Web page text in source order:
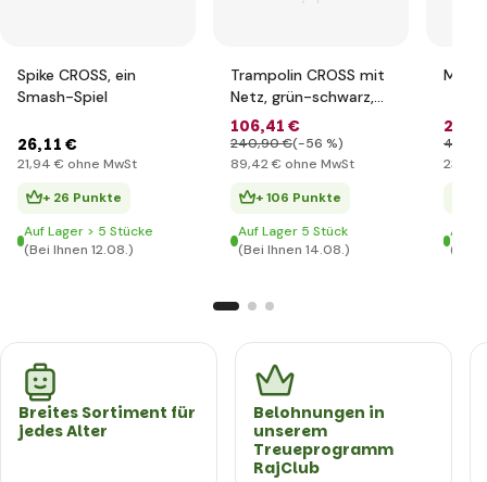
Spike CROSS, ein
Smash-Spiel
26,11 €
21,94 € ohne MwSt
+ 26 Punkte
Auf Lager > 5 Stücke
(Bei Ihnen 12.08.)
Trampolin CROSS mit
Netz, grün-schwarz,
306x306x250cm
106,41 €
240,90 €(-56 %)
89,42 € ohne MwSt
+ 106 Punkte
Auf Lager 5 Stück
(Bei Ihnen 14.08.)
28
48
23
Auf
(Bei
Breites Sortiment für
jedes Alter
Belohnungen in
unserem
Treueprogramm
RajClub